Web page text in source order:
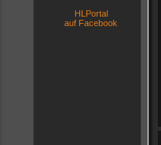
HLPortal
auf Facebook